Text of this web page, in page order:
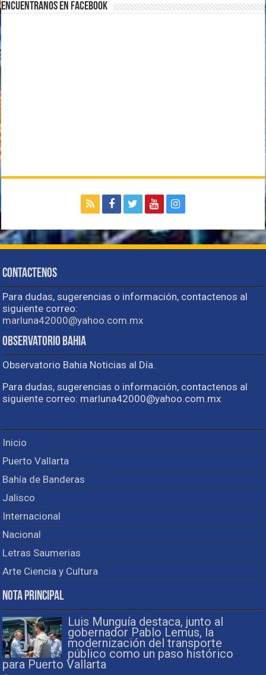
Encuentranos en Facebook
Contactenos
Para dudas, sugerencias o información, contactenos al
siguiente correo:
marluna42000@yahoo.com.mx
Observatorio Bahia
Observatorio Bahia Noticias al Día.
Para dudas, sugerencias o información, contactenos al
siguiente correo: marluna42000@yahoo.com.mx
Inicio
Puerto Vallarta
Bahía de Banderas
Jalisco
Internacional
Nacional
Letras Saumerias
Arte Ciencia y Cultura
Nota Principal
Luis Munguía destaca, junto al
gobernador Pablo Lemus, la
modernización del transporte
público como un paso histórico
para Puerto Vallarta